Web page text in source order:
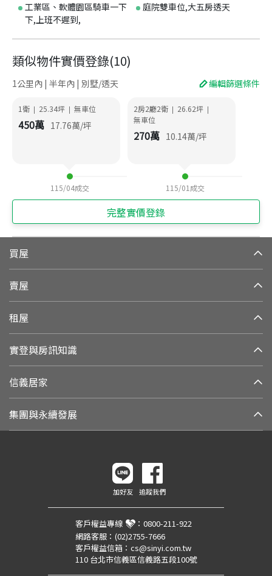
工業區、軟體園區騎車一下
下,上班不遲到,
庭院雙車位,大五房透天
類似物件實價登錄(10)
1公里內 | 半年內 | 別墅/透天 編輯篩選條件
1衛 | 25.34坪 | 無車位
450萬 17.76萬/坪
115/04成交
2房2廳2衛 | 26.62坪 |
無車位
270萬 10.14萬/坪
115/01 成交
完整實價登錄
買屋
賣屋
租屋
實登與房訊知識
信義居家
集團與永續發展
加好友 追蹤我們
客戶權益專線 ： 0800-211-922
網路客服： (02)2755-7666
客戶權益信箱： cs@sinyi.com.tw
110 台北市信義區信義路五段100號